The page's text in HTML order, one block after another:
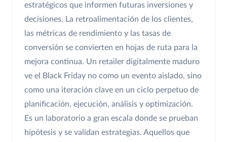
estratégicos que informen futuras inversiones y
decisiones. La retroalimentación de los clientes,
las métricas de rendimiento y las tasas de
conversión se convierten en hojas de ruta para la
mejora continua. Un retailer digitalmente maduro
ve el Black Friday no como un evento aislado, sino
como una iteración clave en un ciclo perpetuo de
planificación, ejecución, análisis y optimización.
Es un laboratorio a gran escala donde se prueban
hipótesis y se validan estrategias. Aquellos que